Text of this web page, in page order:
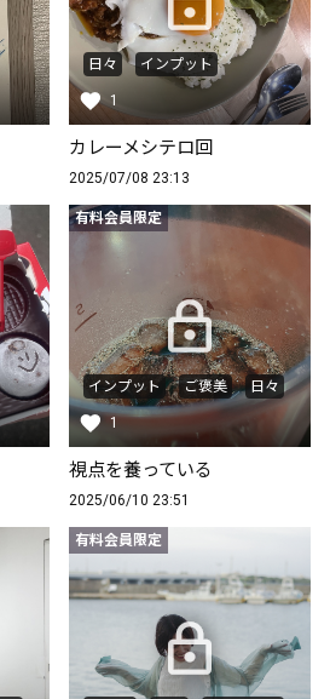
日々 インプット
1
カレーメシテロ回
2025/07/08 23:13
有料会員限定
インプット ご褒美 日々
1
視点を養っている
2025/06/10 23:51
有料会員限定